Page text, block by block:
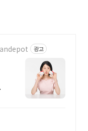
광고